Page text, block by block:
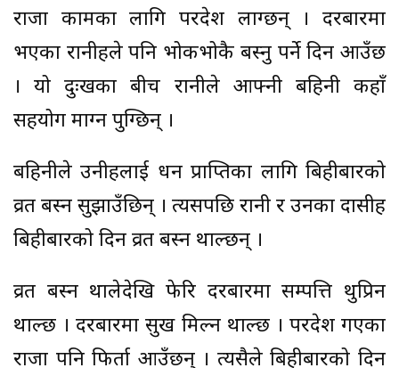
राजा कामका लागि परदेश लाग्छन् । दरबारमा
भएका रानीहरुले पनि भोकभोकै बस्नु पर्ने दिन आउँछ
। यो दुःखका बीच रानीले आफ्नी बहिनी कहाँ
सहयोग माग्न पुग्छिन् ।
बहिनीले उनीहरुलाई धन प्राप्तिका लागि बिहीबारको
व्रत बस्न सुझाउँछिन् । त्यसपछि रानी र उनका दासीहरु
बिहीबारको दिन व्रत बस्न थाल्छन् ।
व्रत बस्न थालेदेखि फेरि दरबारमा सम्पत्ति थुप्रिन
थाल्छ । दरबारमा सुख मिल्न थाल्छ । परदेश गएका
राजा पनि फिर्ता आउँछन् । त्यसैले बिहीबारको दिन